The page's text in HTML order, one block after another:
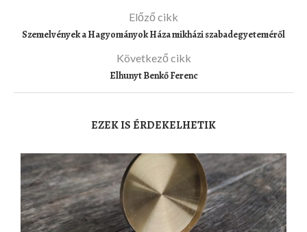
Előző cikk
Szemelvények a Hagyományok Háza mikházi szabadegyeteméről
Következő cikk
Elhunyt Benkő Ferenc
EZEK IS ÉRDEKELHETIK